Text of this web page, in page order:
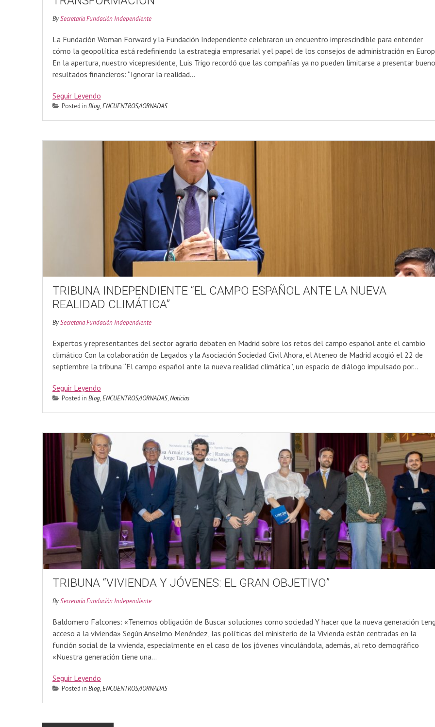
BySecretaria Fundación Independiente
La Fundación Woman Forward y la Fundación Independiente celebraron un encuentro imprescindible para entender
cómo la geopolítica está redefiniendo la estrategia empresarial y el papel de los consejos de administración en
En la apertura, nuestro vicepresidente, Luis Trigo recordó que las compañías ya no pueden limitarse a presentar
resultados financieros: “Ignorar la realidad…
Seguir Leyendo
Posted in Blog,ENCUENTROS/JORNADAS
TRIBUNA INDEPENDIENTE “EL CAMPO ESPAÑOL ANTE LA NUEVA
REALIDAD CLIMÁTICA”
BySecretaria Fundación Independiente
Expertos y representantes del sector agrario debaten en Madrid sobre los retos del campo español ante el cambio
climático Con la colaboración de Legados y la Asociación Sociedad Civil Ahora, el Ateneo de Madrid acogió el 22 de
septiembre la tribuna “El campo español ante la nueva realidad climática”, un espacio de diálogo impulsado por…
Seguir Leyendo
Posted in Blog,ENCUENTROS/JORNADAS,Noticias
TRIBUNA “VIVIENDA Y JÓVENES: EL GRAN OBJETIVO”
BySecretaria Fundación Independiente
Baldomero Falcones: «Tenemos obligación de Buscar soluciones como sociedad Y hacer que la nueva generación
acceso a la vivienda» Según Anselmo Menéndez, las políticas del ministerio de la Vivienda están centradas en la
función social de la vivienda, especialmente en el caso de los jóvenes vinculándola, además, al reto demográfico
«Nuestra generación tiene una…
Seguir Leyendo
Posted in Blog,ENCUENTROS/JORNADAS